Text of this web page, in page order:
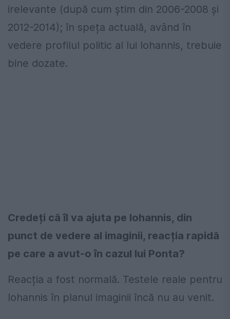
irelevante (după cum știm din 2006-2008 și
2012-2014); în speța actuală, având în
vedere profilul politic al lui Iohannis, trebuie
bine dozate.
Credeți că îl va ajuta pe Iohannis, din
punct de vedere al imaginii, reacția rapidă
pe care a avut-o în cazul lui Ponta?
Reacția a fost normală. Testele reale pentru
Iohannis în planul imaginii încă nu au venit.